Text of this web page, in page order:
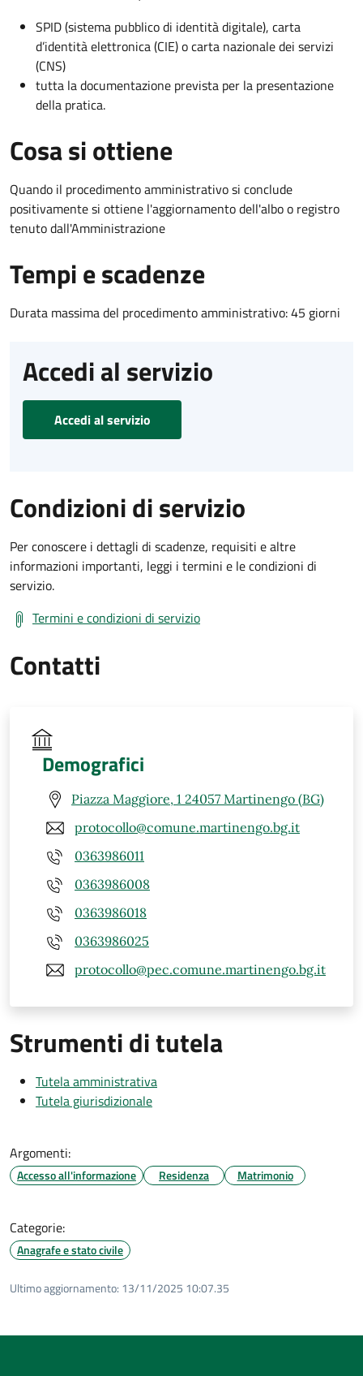
SPID (sistema pubblico di identità digitale), carta
d’identità elettronica (CIE) o carta nazionale dei servizi
(CNS)
tutta la documentazione prevista per la presentazione
della pratica.
Cosa si ottiene
Quando il procedimento amministrativo si conclude
positivamente si ottiene l'aggiornamento dell'albo o registro
tenuto dall'Amministrazione
Tempi e scadenze
Durata massima del procedimento amministrativo: 45 giorni
Accedi al servizio
Accedi al servizio
Condizioni di servizio
Per conoscere i dettagli di scadenze, requisiti e altre
informazioni importanti, leggi i termini e le condizioni di
servizio.
Termini e condizioni di servizio
Contatti
Demografici
Piazza Maggiore, 1 24057 Martinengo (BG)
protocollo@comune.martinengo.bg.it
0363986011
0363986008
0363986018
0363986025
protocollo@pec.comune.martinengo.bg.it
Strumenti di tutela
Tutela amministrativa
Tutela giurisdizionale
Argomenti:
Accesso all'informazione Residenza Matrimonio
Categorie:
Anagrafe e stato civile
Ultimo aggiornamento: 13/11/2025 10:07.35